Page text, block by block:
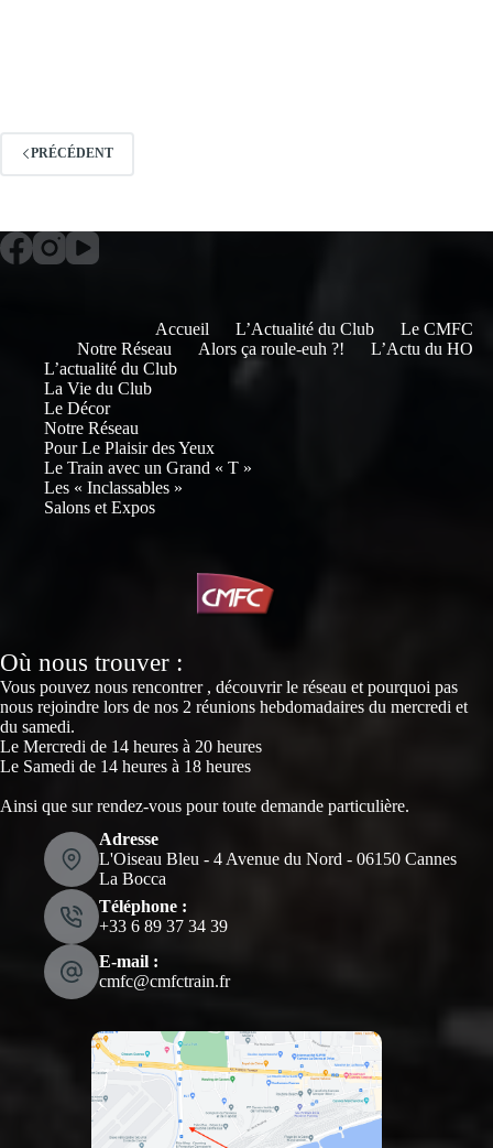
PRÉCÉDENT
Accueil L’Actualité du Club
Le CMFC
Notre Réseau
Alors ça roule-euh ?!
L’Actu du HO
L’actualité du Club
La Vie du Club
Le Décor
Notre Réseau
Pour Le Plaisir des Yeux
Le Train avec un Grand « T »
Les « Inclassables »
Salons et Expos
Où nous trouver :
Vous pouvez nous rencontrer , découvrir le réseau et pourquoi pas
nous rejoindre lors de nos 2 réunions hebdomadaires du mercredi et
du samedi.
Le Mercredi de 14 heures à 20 heures
Le Samedi de 14 heures à 18 heures
Ainsi que sur rendez-vous pour toute demande particulière.
Adresse
L'Oiseau Bleu - 4 Avenue du Nord - 06150 Cannes
La Bocca
Téléphone :
‭+33 6 89 37 34 39‬
E-mail :
cmfc@cmfctrain.fr